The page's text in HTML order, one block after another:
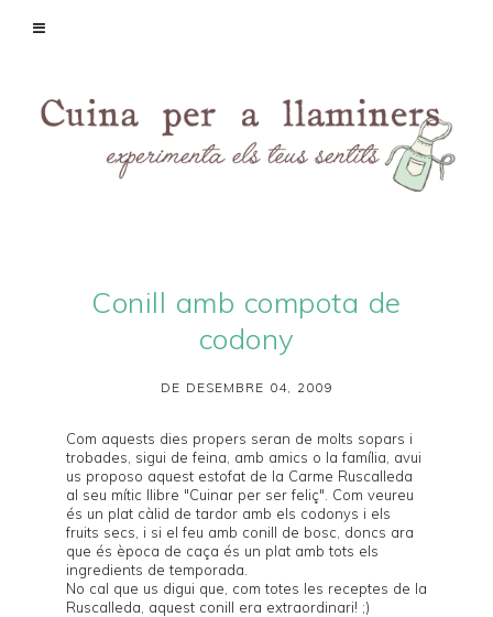
Conill amb compota de
codony
DE DESEMBRE 04, 2009
Com aquests dies propers seran de molts sopars i
trobades, sigui de feina, amb amics o la família, avui
us proposo aquest estofat de la Carme Ruscalleda
al seu mític llibre "Cuinar per ser feliç". Com veureu
és un plat càlid de tardor amb els codonys i els
fruits secs, i si el feu amb conill de bosc, doncs ara
que és època de caça és un plat amb tots els
ingredients de temporada.
No cal que us digui que, com totes les receptes de la
Ruscalleda, aquest conill era extraordinari! ;)